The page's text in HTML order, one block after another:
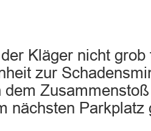
Kläger nicht
zur
dem
nächsten Parkplatz